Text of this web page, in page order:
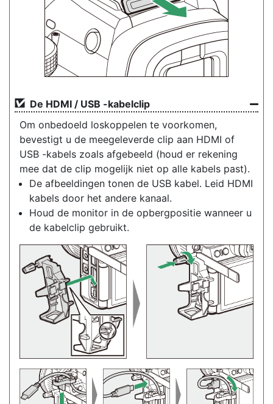
De HDMI / USB -kabelclip
Om onbedoeld loskoppelen te voorkomen,
bevestigt u de meegeleverde clip aan HDMI of
USB -kabels zoals afgebeeld (houd er rekening
mee dat de clip mogelijk niet op alle kabels past).
De afbeeldingen tonen de USB kabel. Leid HDMI
kabels door het andere kanaal.
Houd de monitor in de opbergpositie wanneer u
de kabelclip gebruikt.